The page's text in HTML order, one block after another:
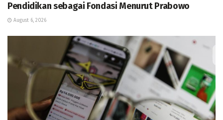
Pendidikan sebagai Fondasi Menurut Prabowo
August 6, 2026